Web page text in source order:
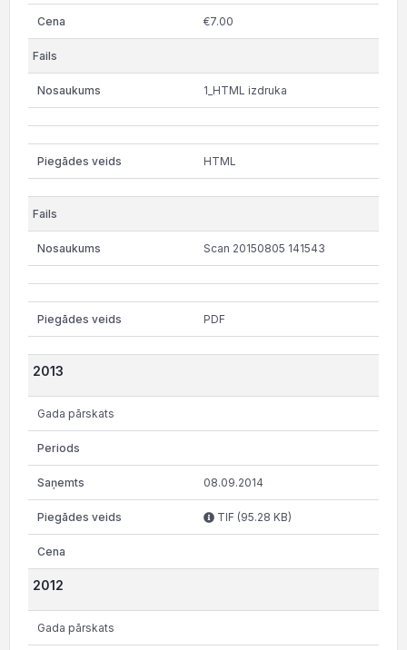
€7.00
1_HTML izdruka
HTML
Scan 20150805 141543
PDF
2013
Gada pārskats
08.09.2014
TIF (95.28 KB)
2012
Gada pārskats